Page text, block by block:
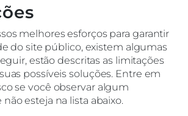
melhores esforços para garantir
do site público, existem algumas
estão descritas as limitações
possíveis soluções. Entre em
se você observar algum
esteja na lista abaixo.